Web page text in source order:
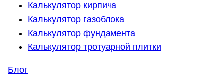
Калькулятор кирпича
Калькулятор газоблока
Калькулятор фундамента
Калькулятор тротуарной плитки
Блог